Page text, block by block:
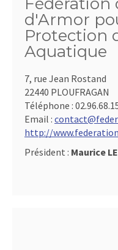
d'Armor
Protection
Aquatique
7, rue Jean Rostand
22440 PLOUFRAGAN
Téléphone :
Email :
http://
Président : Maurice